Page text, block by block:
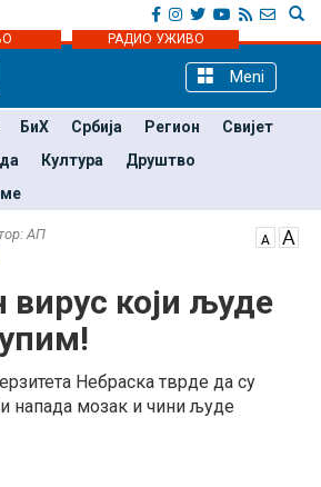
РАДИО УЖИВО
Meni
БиХ Србија Регион
Свијет
Култура
Друштво
АП
вирус који људе
Небраска тврде да су
напада мозак и чини људе